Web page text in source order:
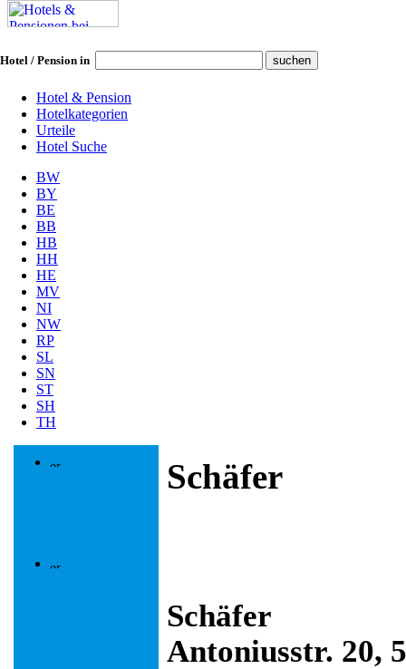
Hotel / Pension in
Hotel & Pension
Hotelkategorien
Urteile
Hotel Suche
BW
BY
BE
BB
HB
HH
HE
MV
NI
NW
RP
SL
SN
ST
SH
TH
Schäfer
Schäfer
Antoniusstr. 20,